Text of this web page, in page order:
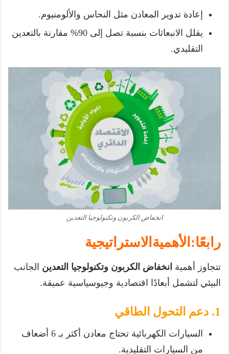
إعادة تدوير المعادن مثل النحاس والألومنيوم.
يقلل الانبعاثات بنسبة تصل إلى 90% مقارنة بالتعدين
التقليدي.
انخفاض الكربون وتكنولوجيا التعدين
رابعًا:الأهميةالاستراتيجية
تتجاوز أهمية انخفاض الكربون وتكنولوجيا التعدين الجانب
البيئي لتشمل أبعادًا اقتصادية وجيوسياسية عميقة.
1. دعم التحول الطاقي
السيارات الكهربائية تحتاج معادن أكثر بـ 6 أضعاف
من السيارات التقليدية.